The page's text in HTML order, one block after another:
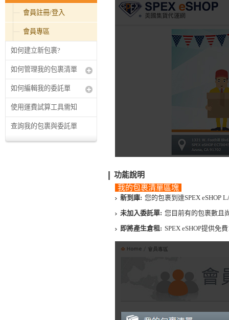
會員註冊/登入
會員專區
如何建立新包裹?
如何管理我的包裹清單
如何編輯我的委託單
使用運費試算工具需知
查詢我的包裹與委託單
功能說明
我的包裹清單區塊
新到庫: 您的包裹到達SPEX eSHOP
未加入委託單: 您目前有的包裹數且
即將產生倉租: SPEX eSHOP提供免